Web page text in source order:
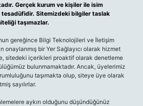
Gerçek kurum ve kişiler ile isim
Sitemizdeki bilgiler taslak
taşımazlar.
gereğince Bilgi Teknolojileri ve İletişim
onaylanmış bir Yer Sağlayıcı olarak hizmet
sitedeki içerikleri proaktif olarak denetleme
bulunmamaktadır. Ancak, üyelerimiz
taşımakta olup, siteye üye olarak
sayılırlar.
aykırı olduğunu düşündüğünüz